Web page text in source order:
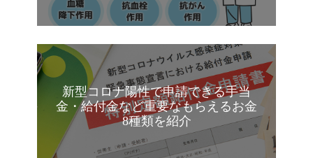
新型コロナ陽性で申請できる手当
金・給付金など重要なもらえるお金
8種類を紹介